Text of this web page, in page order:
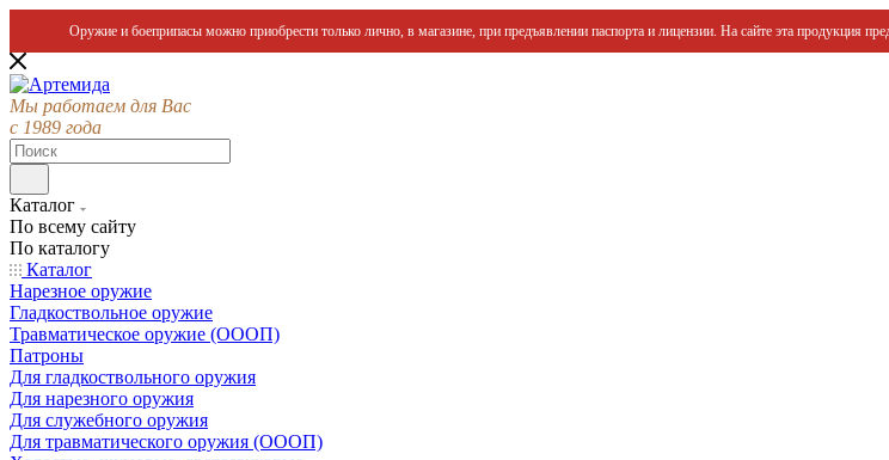
Оружие и боеприпасы можно приобрести только лично, в магазине, при предъявлении паспорта и лицензии. На сайте эта продукция
Мы работаем для Вас
с 1989 года
Каталог
По всему сайту
По каталогу
Каталог
Нарезное оружие
Гладкоствольное оружие
Травматическое оружие (ОООП)
Патроны
Для гладкоствольного оружия
Для нарезного оружия
Для служебного оружия
Для травматического оружия (ОООП)